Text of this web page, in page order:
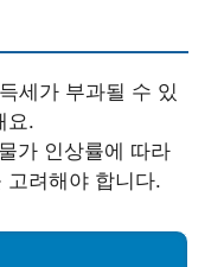
세가 부과될 수 있
요.
가 인상률에 따라
고려해야 합니다.